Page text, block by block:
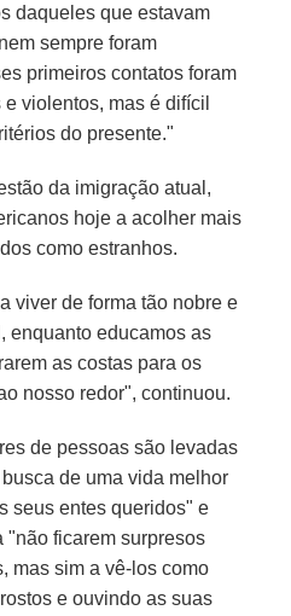
daqueles que estavam
sempre foram
primeiros contatos foram
violentos, mas é difícil
do presente."
da imigração atual,
hoje a acolher mais
como estranhos.
viver de forma tão nobre e
enquanto educamos as
as costas para os
nosso redor", continuou.
de pessoas são levadas
de uma vida melhor
seus entes queridos" e
"não ficarem surpresos
mas sim a vê-los como
e ouvindo as suas